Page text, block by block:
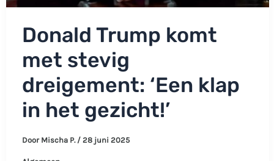
Donald Trump komt
met stevig
dreigement: ‘Een klap
in het gezicht!’
Door Mischa P. / 28 juni 2025